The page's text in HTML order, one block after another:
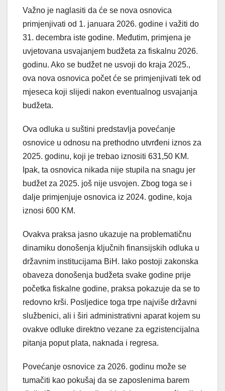
Važno je naglasiti da će se nova osnovica
primjenjivati od 1. januara 2026. godine i važiti do
31. decembra iste godine. Međutim, primjena je
uvjetovana usvajanjem budžeta za fiskalnu 2026.
godinu. Ako se budžet ne usvoji do kraja 2025.,
ova nova osnovica počet će se primjenjivati tek od
mjeseca koji slijedi nakon eventualnog usvajanja
budžeta.
Ova odluka u suštini predstavlja povećanje
osnovice u odnosu na prethodno utvrđeni iznos za
2025. godinu, koji je trebao iznositi 631,50 KM.
Ipak, ta osnovica nikada nije stupila na snagu jer
budžet za 2025. još nije usvojen. Zbog toga se i
dalje primjenjuje osnovica iz 2024. godine, koja
iznosi 600 KM.
Ovakva praksa jasno ukazuje na problematičnu
dinamiku donošenja ključnih finansijskih odluka u
državnim institucijama BiH. Iako postoji zakonska
obaveza donošenja budžeta svake godine prije
početka fiskalne godine, praksa pokazuje da se to
redovno krši. Posljedice toga trpe najviše državni
službenici, ali i širi administrativni aparat kojem su
ovakve odluke direktno vezane za egzistencijalna
pitanja poput plata, naknada i regresa.
Povećanje osnovice za 2026. godinu može se
tumačiti kao pokušaj da se zaposlenima barem